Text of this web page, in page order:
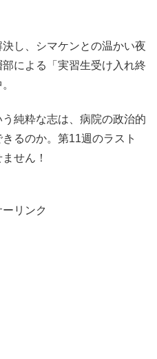
し、シマケンとの温かい夜
による「実習生受け入れ終
。
純粋な志は、病院の政治的
るのか。第11週のラスト
せん！
リンク